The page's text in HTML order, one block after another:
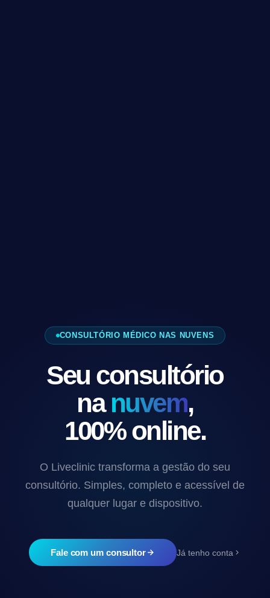
CONSULTÓRIO MÉDICO NAS NUVENS
Seu consultório
nanuvem,
100% online.
O Liveclinic transforma a gestão do seu
consultório. Simples, completo e acessível de
qualquer lugar e dispositivo.
Fale com um consultor Já tenho conta